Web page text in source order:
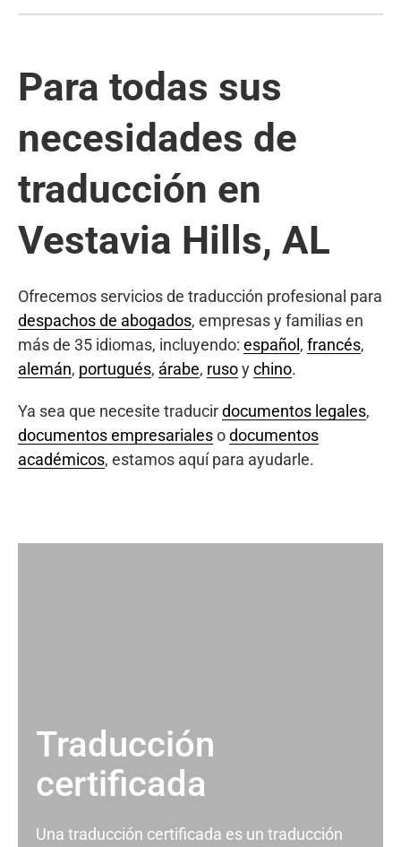
Para todas sus
necesidades de
traducción en
Vestavia Hills, AL
Ofrecemos servicios de traducción profesional para
despachos de abogados, empresas y familias en
más de 35 idiomas, incluyendo: español , francés,
alemán, portugués, árabe, rusoychino.
Ya sea que necesite traducirdocumentos legales,
documentos empresarialesodocumentos
académicos, estamos aquí para ayudarle.
Traducción
certificada
Una traducción certificada es un traducción